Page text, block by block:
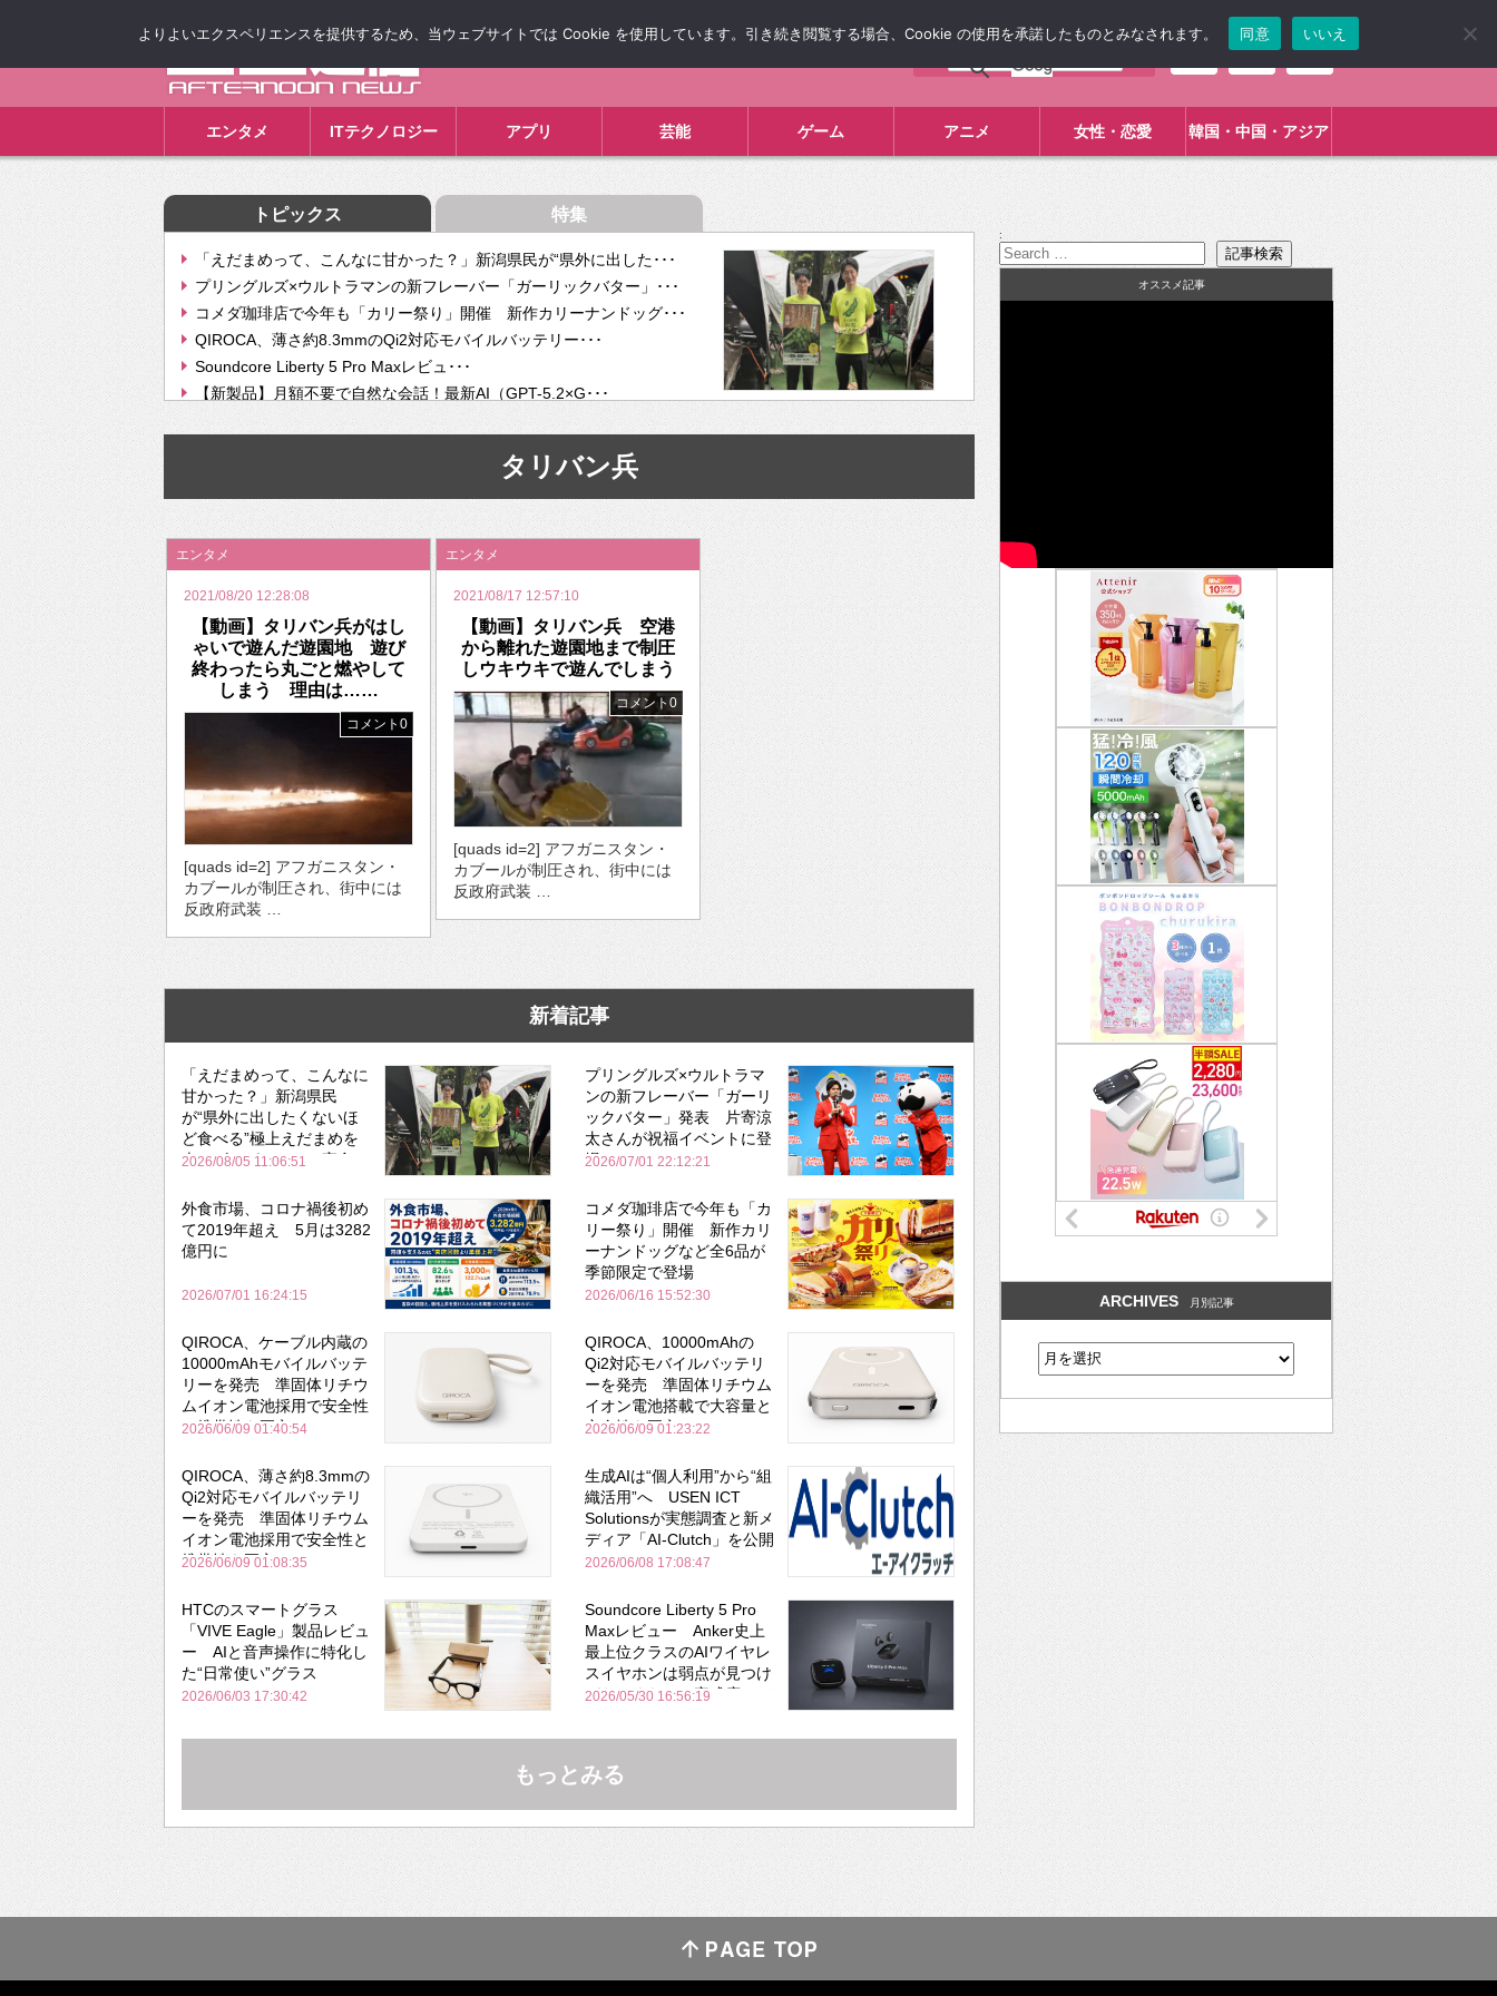
エンタメ ITテクノロジー アプリ 芸能 ゲーム アニメ 女性・恋愛 韓国・中国・アジア
トピックス 特集
「えだまめって、こんなに甘かった？」新潟県民が“県外に出した･･･
プリングルズ×ウルトラマンの新フレーバー「ガーリックバター」･･･
コメダ珈琲店で今年も「カリー祭り」開催 新作カリーナンドッグ･･･
QIROCA、薄さ約8.3mmのQi2対応モバイルバッテリー･･･
Soundcore Liberty 5 Pro Maxレビュ･･･
【新製品】月額不要で自然な会話！最新AI（GPT-5.2×G･･･
【次世代の没入感と生産性】VITURE Luma Ultra･･･
挫折率8割の壁をAIで突破。ジャストシステム、”自分が今話し･･･
2026年のバレンタインは「自分で作って、想いを渡す」 TE･･･
タリバン兵
エンタメ
2021/08/20 12:28:08
【動画】タリバン兵がはし
ゃいで遊んだ遊園地 遊び
終わったら丸ごと燃やして
しまう 理由は……
コメント0
[quads id=2] アフガニスタン・
カブールが制圧され、街中には
反政府武装 …
エンタメ
2021/08/17 12:57:10
【動画】タリバン兵 空港
から離れた遊園地まで制圧
しウキウキで遊んでしまう
コメント0
[quads id=2] アフガニスタン・
カブールが制圧され、街中には
反政府武装 …
新着記事
「えだまめって、こんなに
甘かった？」新潟県民
が“県外に出したくないほ
ど食べる”極上えだまめを
森のビアガーデンで実食
2026/08/05 11:06:51
プリングルズ×ウルトラマ
ンの新フレーバー「ガーリ
ックバター」発表 片寄涼
太さんが祝福イベントに登
場
2026/07/01 22:12:21
外食市場、コロナ禍後初め
て2019年超え 5月は3282
億円に
2026/07/01 16:24:15
コメダ珈琲店で今年も「カ
リー祭り」開催 新作カリ
ーナンドッグなど全6品が
季節限定で登場
2026/06/16 15:52:30
QIROCA、ケーブル内蔵の
10000mAhモバイルバッテ
リーを発売 準固体リチウ
ムイオン電池採用で安全性
と携帯性を両立
2026/06/09 01:40:54
QIROCA、10000mAhの
Qi2対応モバイルバッテリ
ーを発売 準固体リチウム
イオン電池搭載で大容量と
安全性を両立
2026/06/09 01:23:22
QIROCA、薄さ約8.3mmの
Qi2対応モバイルバッテリ
ーを発売 準固体リチウム
イオン電池採用で安全性と
携帯性を両立
2026/06/09 01:08:35
生成AIは“個人利用”から“組
織活用”へ USEN ICT
Solutionsが実態調査と新メ
ディア「AI-Clutch」を公開
2026/06/08 17:08:47
HTCのスマートグラス
「VIVE Eagle」製品レビュ
ー AIと音声操作に特化し
た“日常使い”グラス
2026/06/03 17:30:42
Soundcore Liberty 5 Pro
Maxレビュー Anker史上
最上位クラスのAIワイヤレ
スイヤホンは弱点が見つけ
づらいくらいの完成度にび
Bose並み
2026/05/30 16:56:19
もっとみる
:
オススメ記事
ARCHIVES 月別記事
よりよいエクスペリエンスを提供するため、当ウェブサイトでは Cookie を使用しています。引き続き閲覧する場合、Cookie の使用を承諾したものとみなされます。 同意 いいえ